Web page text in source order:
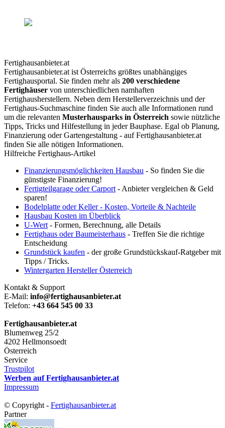
Fertighausanbieter.at
Fertighausanbieter.at ist Österreichs größtes unabhängiges
Fertighausportal. Sie finden mehr als 200 verschiedene
Fertighäuser von unterschiedlichen namhaften
Fertighausherstellern. Neben dem Herstellerverzeichnis und der
Fertighaus-Suchmaschine finden Sie auch alle Informationen rund
um die relevanten Musterhausparks in Österreich sowie nützliche
Tipps, Tricks und Hilfestellung in jeder Bauphase. Egal ob Planung,
Finanzierung oder Gartengestaltung - auf Fertighausanbieter.at
finden Sie alle nötigen Informationen.
Hilfreiche Fertighaus-Artikel
Finanzierungsmöglichkeiten Hausbau - So finden Sie die
günstigste Finanzierung!
Fertigteilgarage oder Carport - Anbieter vergleichen & Geld
sparen!
Bodelplatte oder Keller - Kosten, Vorteile & Nachteile
Hausbau Kosten im Überblick
U-Wert - Formen, Berechnung, alle Details
Fertighaus oder Baumeisterhaus - Treffen Sie die richtige
Entscheidung
Grundstück kaufen - der große Grundstückskauf-Ratgeber mit
Tipps / Tricks.
Wintergarten Hersteller Österreich
Kontakt & Support
E-Mail: info@fertighausanbieter.at
Telefon: +43 664 545 00 33
Fertighausanbieter.at
Blumenweg 25/2
4202 Hellmonsoedt
Österreich
Service
Trustpilot
Werben auf Fertighausanbieter.at
Impressum
© Copyright - Fertighausanbieter.at
Partner